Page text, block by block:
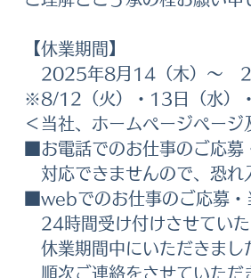
【休業期間】
2025年8月14（木）～　
※8/12（火）・13日（水）
＜当社、ホームページペー
■お電話でのお仕事のご応
対応できませんので、恐れ
■webでのお仕事のご応募
24時間受け付けさせていた
休業期間中にいただきまし
順次ご連絡をさせていただ